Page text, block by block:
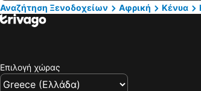
Αναζήτηση Ξενοδοχείων
Αφρική Κένυα
Επιλογή χώρας